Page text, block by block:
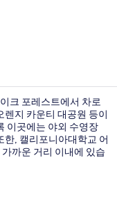
크 포레스트에서 차로
렌지 카운티 대공원 등이
이곳에는 야외 수영장
한, 캘리포니아대학교 어
까운 거리 이내에 있습